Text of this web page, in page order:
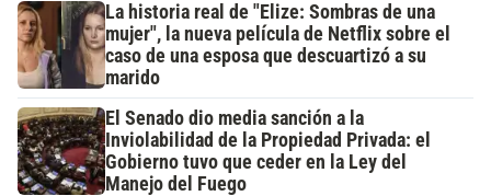
La historia real de "Elize: Sombras de una
mujer", la nueva película de Netflix sobre el
caso de una esposa que descuartizó a su
marido
El Senado dio media sanción a la
Inviolabilidad de la Propiedad Privada: el
Gobierno tuvo que ceder en la Ley del
Manejo del Fuego